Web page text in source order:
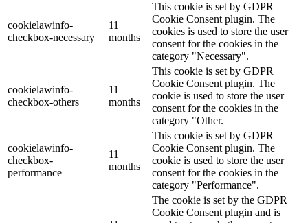
cookielawinfo-
checkbox-necessary
11
months
This cookie is set by GDPR
Cookie Consent plugin. The
cookies is used to store the user
consent for the cookies in the
category "Necessary".
cookielawinfo-
checkbox-others
11
months
This cookie is set by GDPR
Cookie Consent plugin. The
cookie is used to store the user
consent for the cookies in the
category "Other.
cookielawinfo-
checkbox-
performance
11
months
This cookie is set by GDPR
Cookie Consent plugin. The
cookie is used to store the user
consent for the cookies in the
category "Performance".
The cookie is set by the GDPR
Cookie Consent plugin and is